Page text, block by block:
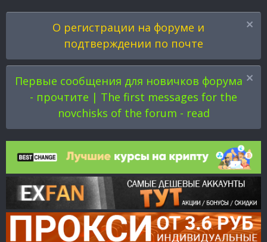
О регистрации на форуме и
подтверждении по почте
Первые сообщения для новичков форума
- прочтите | The first messages for the
novchisks of the forum - read